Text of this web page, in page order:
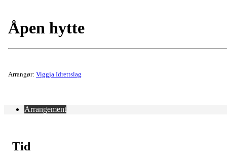
Åpen hytte
Arrangør: Viggja Idrettslag
Arrangement
Tid